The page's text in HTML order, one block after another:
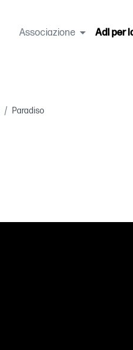
Associazione AdI per
Paradiso